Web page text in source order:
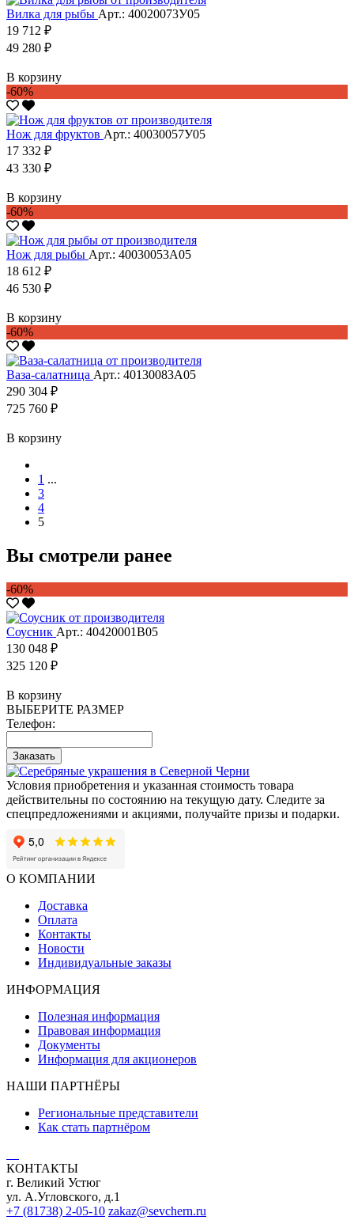
Вилка для рыбы Арт.: 40020073У05
19 712 ₽
49 280 ₽
В корзину
-60%
Нож для фруктов Арт.: 40030057У05
17 332 ₽
43 330 ₽
В корзину
-60%
Нож для рыбы Арт.: 40030053А05
18 612 ₽
46 530 ₽
В корзину
-60%
Ваза-салатница Арт.: 40130083А05
290 304 ₽
725 760 ₽
В корзину
1 ...
3
4
5
Вы смотрели ранее
-60%
Соусник Арт.: 40420001В05
130 048 ₽
325 120 ₽
В корзину
ВЫБЕРИТЕ РАЗМЕР
Телефон:
Заказать
Условия приобретения и указанная стоимость товара
действительны по состоянию на текущую дату. Следите за
спецпредложениями и акциями, получайте призы и подарки.
О КОМПАНИИ
Доставка
Оплата
Контакты
Новости
Индивидуальные заказы
ИНФОРМАЦИЯ
Полезная информация
Правовая информация
Документы
Информация для акционеров
НАШИ ПАРТНЁРЫ
Региональные представители
Как стать партнёром
КОНТАКТЫ
г. Великий Устюг
ул. А.Угловского, д.1
+7 (81738) 2-05-10 zakaz@sevchern.ru